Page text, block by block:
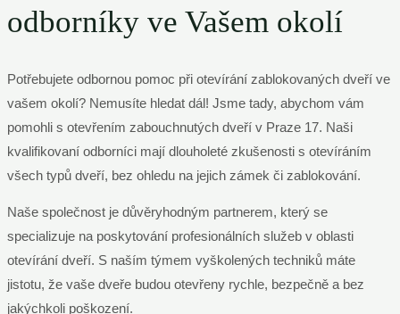
odborníky ve Vašem okolí
Potřebujete odbornou pomoc při otevírání zablokovaných dveří ve
vašem okolí? Nemusíte hledat dál! Jsme tady, abychom vám
pomohli s otevřením zabouchnutých dveří v Praze 17. Naši
kvalifikovaní odborníci mají dlouholeté zkušenosti s otevíráním
všech typů dveří, bez ohledu na jejich zámek či zablokování.
Naše společnost je důvěryhodným partnerem, který se
specializuje na poskytování profesionálních služeb v oblasti
otevírání dveří. S naším týmem vyškolených techniků máte
jistotu, že vaše dveře budou otevřeny rychle, bezpečně a bez
jakýchkoli poškození.